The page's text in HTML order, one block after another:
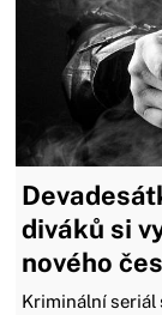
diváků si
nového
Kriminální seriál